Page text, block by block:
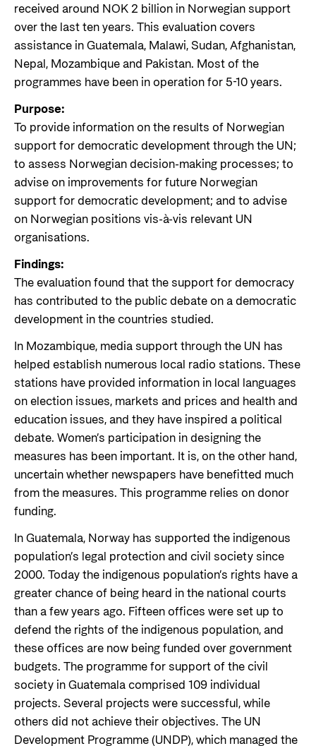
received around NOK 2 billion in Norwegian support
over the last ten years. This evaluation covers
assistance in Guatemala, Malawi, Sudan, Afghanistan,
Nepal, Mozambique and Pakistan. Most of the
programmes have been in operation for 5-10 years.
Purpose:
To provide information on the results of Norwegian
support for democratic development through the UN;
to assess Norwegian decision-making processes; to
advise on improvements for future Norwegian
support for democratic development; and to advise
on Norwegian positions vis-à-vis relevant UN
organisations.
Findings:
The evaluation found that the support for democracy
has contributed to the public debate on a democratic
development in the countries studied.
In Mozambique, media support through the UN has
helped establish numerous local radio stations. These
stations have provided information in local languages
on election issues, markets and prices and health and
education issues, and they have inspired a political
debate. Women’s participation in designing the
measures has been important. It is, on the other hand,
uncertain whether newspapers have benefitted much
from the measures. This programme relies on donor
funding.
In Guatemala, Norway has supported the indigenous
population’s legal protection and civil society since
2000. Today the indigenous population’s rights have a
greater chance of being heard in the national courts
than a few years ago. Fifteen offices were set up to
defend the rights of the indigenous population, and
these offices are now being funded over government
budgets. The programme for support of the civil
society in Guatemala comprised 109 individual
projects. Several projects were successful, while
others did not achieve their objectives. The UN
Development Programme (UNDP), which managed the